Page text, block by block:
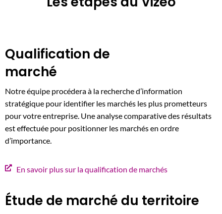
Qualification de
marché
Notre équipe procédera à la recherche d’information
stratégique pour identifier les marchés les plus prometteurs
pour votre entreprise. Une analyse comparative des résultats
est effectuée pour positionner les marchés en ordre
d’importance.
En savoir plus sur la qualification de marchés
Étude de marché du territoire